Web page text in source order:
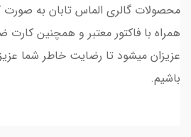
محصولات گالری الماس تابان به
همراه با فاکتور معتبر و همچنین
عزیزان میشود تا رضایت خاطر شما
باشیم.